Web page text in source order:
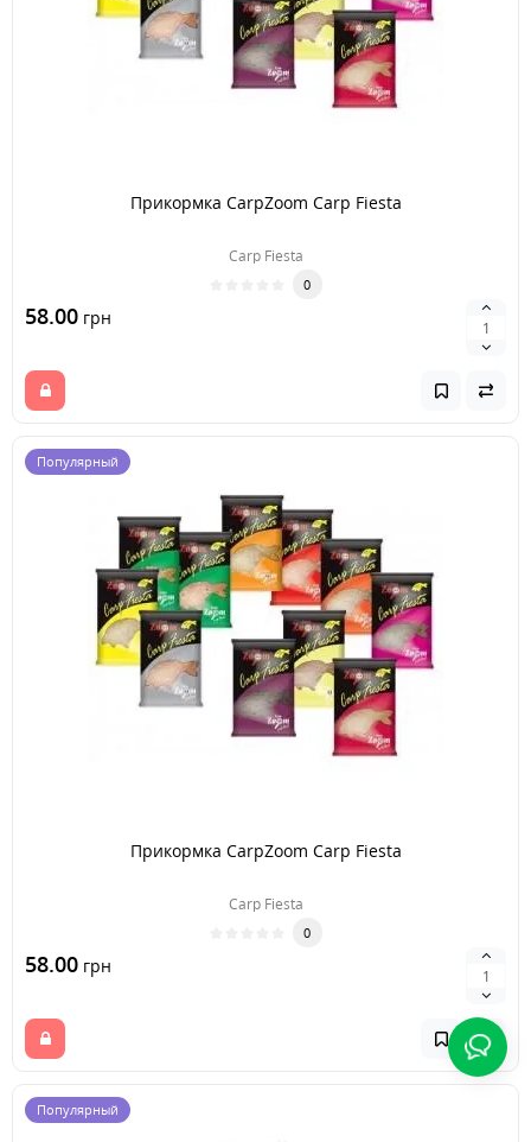
Прикормка CarpZoom Carp Fiesta
Carp Fiesta
0
58.00 грн
Популярный
Прикормка CarpZoom Carp Fiesta
Carp Fiesta
0
58.00 грн
Популярный